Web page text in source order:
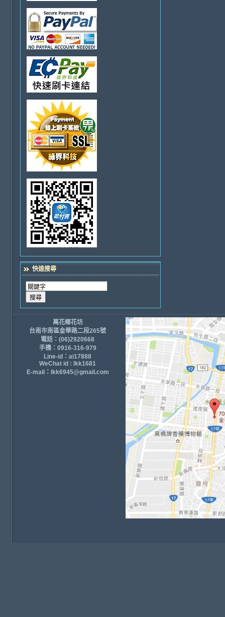
快速搜尋
萬花鄉花坊
台南市南區金華路二段265號
電話：(06)2920668
手機：0916-316-979
Line-id：ai17888
WeChat id : lkk1681
E-mail：lkk6945@gmail.com